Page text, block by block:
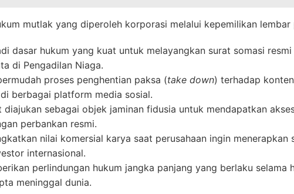
mutlak yang diperoleh korporasi melalui kepemilikan
dasar hukum yang kuat untuk melayangkan surat somasi
di Pengadilan Niaga.
proses penghentian paksa (take down) terhadap
berbagai platform media sosial.
diajukan sebagai objek jaminan fidusia untuk mendapatkan
perbankan resmi.
nilai komersial karya saat perusahaan ingin
internasional.
perlindungan hukum jangka panjang yang berlaku
meninggal dunia.